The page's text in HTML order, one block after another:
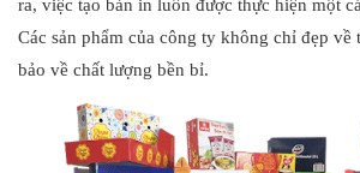
ra, việc tạo bản in luôn được thực hiện một
Các sản phẩm của công ty không chỉ đẹp về
bảo về chất lượng bền bỉ.